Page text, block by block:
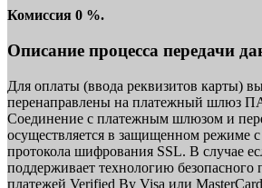
Комиссия 0 %.
Описание процесса передачи
Для оплаты (ввода реквизитов карты)
перенаправлены на платежный шлюз
Соединение с платежным шлюзом и
осуществляется в защищенном режиме
протокола шифрования SSL. В случае
поддерживает технологию безопасного
платежей Verified By Visa или